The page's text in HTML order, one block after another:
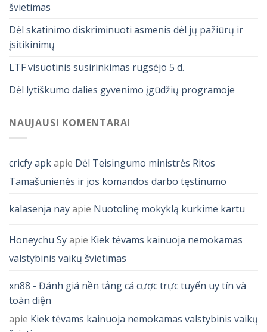
švietimas
Dėl skatinimo diskriminuoti asmenis dėl jų pažiūrų ir
įsitikinimų
LTF visuotinis susirinkimas rugsėjo 5 d.
Dėl lytiškumo dalies gyvenimo įgūdžių programoje
NAUJAUSI KOMENTARAI
cricfy apkapie Dėl Teisingumo ministrės Ritos
Tamašunienės ir jos komandos darbo tęstinumo
kalasenja nayapie Nuotolinę mokyklą kurkime kartu
Honeychu Syapie Kiek tėvams kainuoja nemokamas
valstybinis vaikų švietimas
xn88 - Đánh giá nền tảng cá cược trực tuyến uy tín và
toàn diện
apie Kiek tėvams kainuoja nemokamas valstybinis vaikų